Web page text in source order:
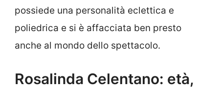
possiede una personalità eclettica e
poliedrica e si è affacciata ben presto
anche al mondo dello spettacolo.
Rosalinda Celentano: età,